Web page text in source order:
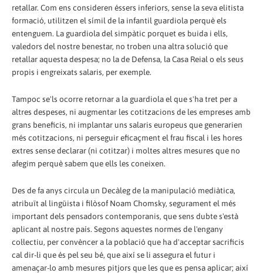
retallar. Com ens consideren éssers inferiors, sense la seva elitista
formació, utilitzen el símil de la infantil guardiola perquè els
entenguem. La guardiola del simpàtic porquet es buida i ells,
valedors del nostre benestar, no troben una altra solució que
retallar aquesta despesa; no la de Defensa, la Casa Reial o els seus
propis i engreixats salaris, per exemple.
Tampoc se'ls ocorre retornar a la guardiola el que s'ha tret per a
altres despeses, ni augmentar les cotitzacions de les empreses amb
grans beneficis, ni implantar uns salaris europeus que generarien
més cotitzacions, ni perseguir eficaçment el frau fiscal i les hores
extres sense declarar (ni cotitzar) i moltes altres mesures que no
afegim perquè sabem que ells les coneixen.
Des de fa anys circula un Decàleg de la manipulació mediàtica,
atribuït al lingüista i filòsof Noam Chomsky, segurament el més
important dels pensadors contemporanis, que sens dubte s'està
aplicant al nostre país. Segons aquestes normes de l'engany
col·lectiu, per convèncer a la població que ha d'acceptar sacrificis
cal dir-li que és pel seu bé, que així se li assegura el futur i
amenaçar-lo amb mesures pitjors que les que es pensa aplicar; així